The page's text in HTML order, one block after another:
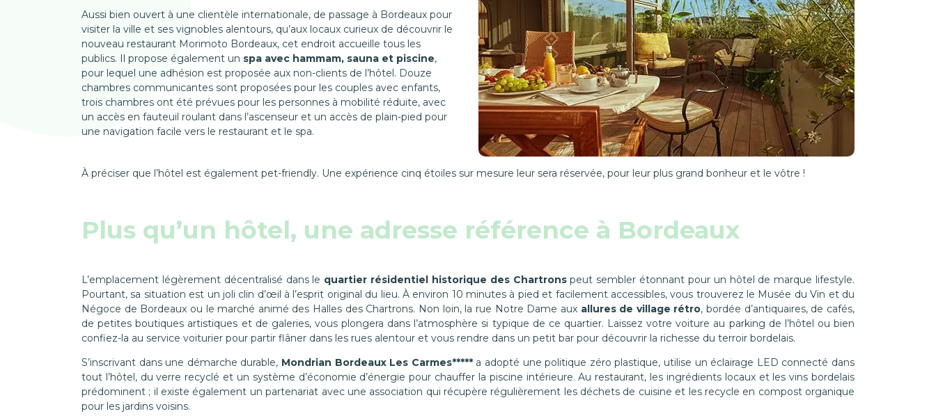
Aussi bien ouvert à une clientèle internationale, de passage à Bordeaux pour
visiter la ville et ses vignobles alentours, qu’aux locaux curieux de découvrir le
nouveau restaurant Morimoto Bordeaux, cet endroit accueille tous les
publics. Il propose également un spa avec hammam, sauna et piscine,
pour lequel une adhésion est proposée aux non-clients de l’hôtel. Douze
chambres communicantes sont proposées pour les couples avec enfants,
trois chambres ont été prévues pour les personnes à mobilité réduite, avec
un accès en fauteuil roulant dans l’ascenseur et un accès de plain-pied pour
une navigation facile vers le restaurant et le spa.
À préciser que l’hôtel est également pet-friendly. Une expérience cinq étoiles sur mesure leur sera réservée, pour leur plus grand bonheur et le vôtre !
Plus qu’un hôtel, une adresse référence à Bordeaux
L’emplacement légèrement décentralisé dans le quartier résidentiel historique des Chartronspeut sembler étonnant pour un hôtel de marque lifestyle.
Pourtant, sa situation est un joli clin d’œil à l’esprit original du lieu. À environ 10 minutes à pied et facilement accessibles, vous trouverez le Musée du Vin et du
Négoce de Bordeaux ou le marché animé des Halles des Chartrons. Non loin, la rue Notre Dame aux allures de village rétro, bordée d’antiquaires, de cafés,
de petites boutiques artistiques et de galeries, vous plongera dans l’atmosphère si typique de ce quartier. Laissez votre voiture au parking de l’hôtel ou bien
confiez-la au service voiturier pour partir flâner dans les rues alentour et vous rendre dans un petit bar pour découvrir la richesse du terroir bordelais.
S’inscrivant dans une démarche durable, Mondrian Bordeaux Les Carmes*****a adopté une politique zéro plastique, utilise un éclairage LED connecté dans
tout l’hôtel, du verre recyclé et un système d’économie d’énergie pour chauffer la piscine intérieure. Au restaurant, les ingrédients locaux et les vins bordelais
prédominent ; il existe également un partenariat avec une association qui récupère régulièrement les déchets de cuisine et les recycle en compost organique
pour les jardins voisins.